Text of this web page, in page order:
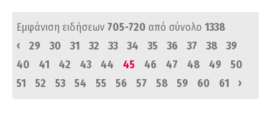
Εμφάνιση ειδήσεων 705-720 από σύνολο 1338
‹
29 30 31 32 33 34 35 36 37 38
39
40
41 42 43 44 45 46 47 48 49
50
51
52 53 54 55 56 57 58 59 60 61 ›